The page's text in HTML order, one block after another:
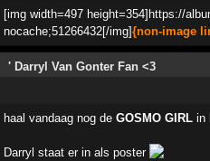
[img width=497 height=354]https://
nocache;51266432[/img]{non-image
' Darryl Van Gonter Fan <3
haal vandaag nog de GOSMO GIRLin
Darryl staat er in als poster